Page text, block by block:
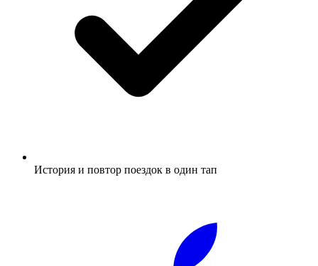
История и повтор поездок в один тап